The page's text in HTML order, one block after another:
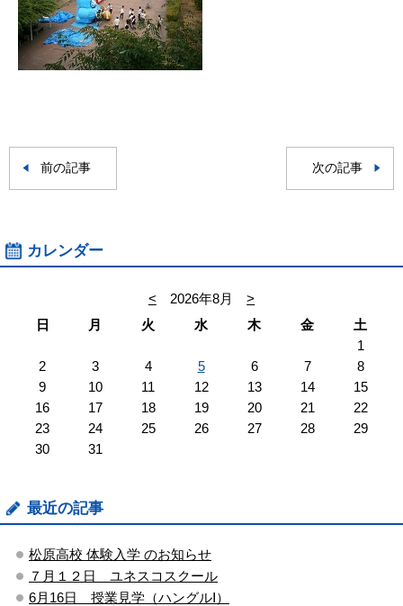
前の記事 次の記事
カレンダー
< 2026年8月
>
日
月 火 水 木 金
土
1
2
3 4 5 6 7
8
9
10 11 12 13 14
15
16
17 18 19 20 21
22
23
24 25 26 27 28
29
30
31
最近の記事
松原高校 体験入学 のお知らせ
７月１２日 ユネスコスクール
6月16日 授業見学（ハングルⅠ）